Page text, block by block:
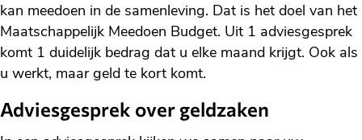
kan meedoen in de samenleving. Dat is het doel van het
Maatschappelijk Meedoen Budget. Uit 1 adviesgesprek
komt 1 duidelijk bedrag dat u elke maand krijgt. Ook als
u werkt, maar geld te kort komt.
Adviesgesprek over geldzaken